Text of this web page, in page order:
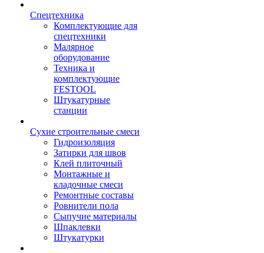
Спецтехника
Комплектующие для
спецтехники
Малярное
оборудование
Техника и
комплектующие
FESTOOL
Штукатурные
станции
Сухие строительные смеси
Гидроизоляция
Затирки для швов
Клей плиточный
Монтажные и
кладочные смеси
Ремонтные составы
Ровнители пола
Сыпучие материалы
Шпаклевки
Штукатурки